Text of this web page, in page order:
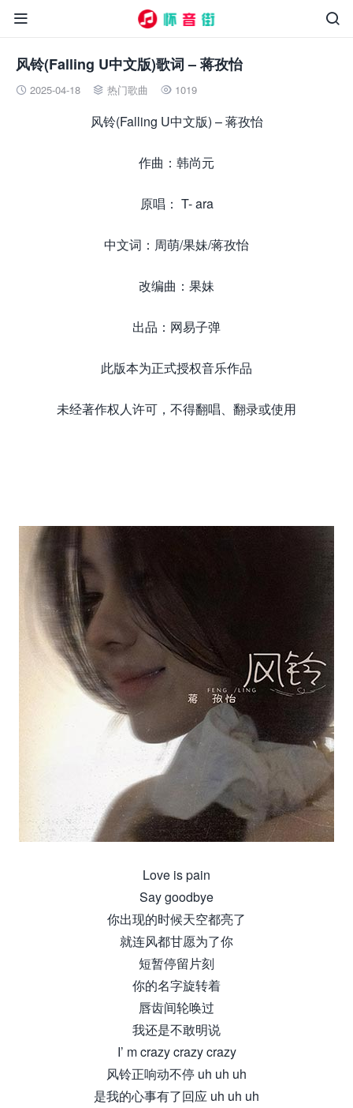


风铃(Falling U中文版)歌词 – 蒋孜怡
 2025-04-18  热门歌曲  1019
风铃(Falling U中文版) – 蒋孜怡
作曲：韩尚元
原唱： T- ara
中文词：周萌/果妹/蒋孜怡
改编曲：果妹
出品：网易子弹
此版本为正式授权音乐作品
未经著作权人许可，不得翻唱、翻录或使用
Love is pain
Say goodbye
你出现的时候天空都亮了
就连风都甘愿为了你
短暂停留片刻
你的名字旋转着
唇齿间轮唤过
我还是不敢明说
I’ m crazy crazy crazy
风铃正响动不停 uh uh uh
是我的心事有了回应 uh uh uh